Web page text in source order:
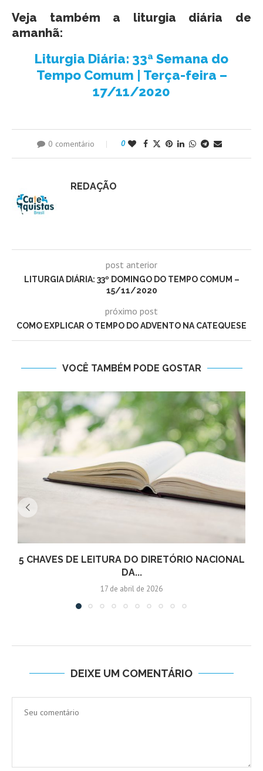
Veja também a liturgia diária de
amanhã:
Liturgia Diária: 33ª Semana do
Tempo Comum | Terça-feira –
17/11/2020
0 comentário 0
REDAÇÃO
post anterior
LITURGIA DIÁRIA: 33º DOMINGO DO TEMPO COMUM –
15/11/2020
próximo post
COMO EXPLICAR O TEMPO DO ADVENTO NA CATEQUESE
VOCÊ TAMBÉM PODE GOSTAR
5 CHAVES DE LEITURA DO DIRETÓRIO NACIONAL
DA...
17 de abril de 2026
DEIXE UM COMENTÁRIO